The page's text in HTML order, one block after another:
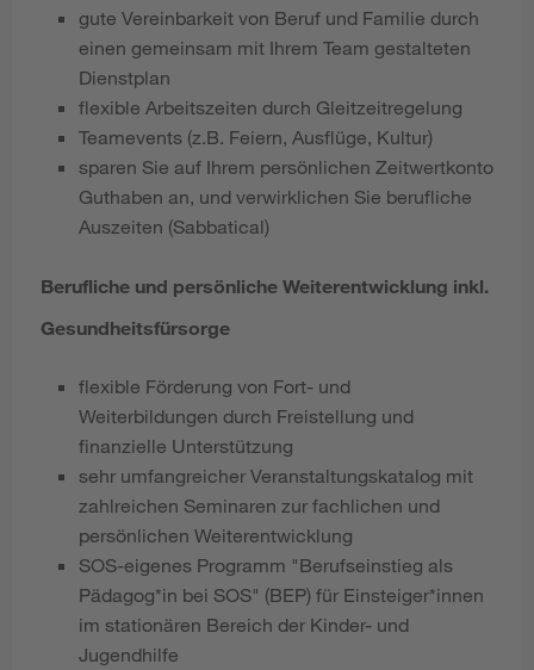
gute Vereinbarkeit von Beruf und Familie durch
einen gemeinsam mit Ihrem Team gestalteten
Dienstplan
flexible Arbeitszeiten durch Gleitzeitregelung
Teamevents (z.B. Feiern, Ausflüge, Kultur)
sparen Sie auf Ihrem persönlichen Zeitwertkonto
Guthaben an, und verwirklichen Sie berufliche
Auszeiten (Sabbatical)
Berufliche und persönliche Weiterentwicklung inkl.
Gesundheitsfürsorge
flexible Förderung von Fort- und
Weiterbildungen durch Freistellung und
finanzielle Unterstützung
sehr umfangreicher Veranstaltungskatalog mit
zahlreichen Seminaren zur fachlichen und
persönlichen Weiterentwicklung
SOS-eigenes Programm "Berufseinstieg als
Pädagog*in bei SOS" (BEP) für Einsteiger*innen
im stationären Bereich der Kinder- und
Jugendhilfe